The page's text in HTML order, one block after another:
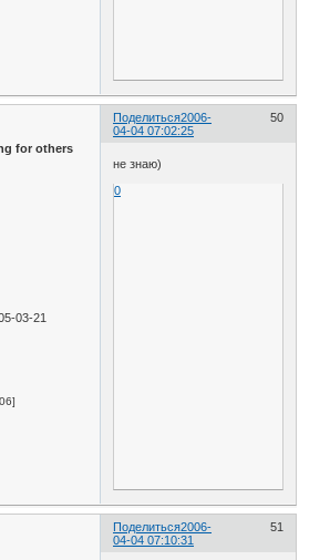
Поделиться 50
2006-
04-04 07:02:25
for others
03-21
не знаю)
0
Поделиться 51
2006-
04-04 07:10:31